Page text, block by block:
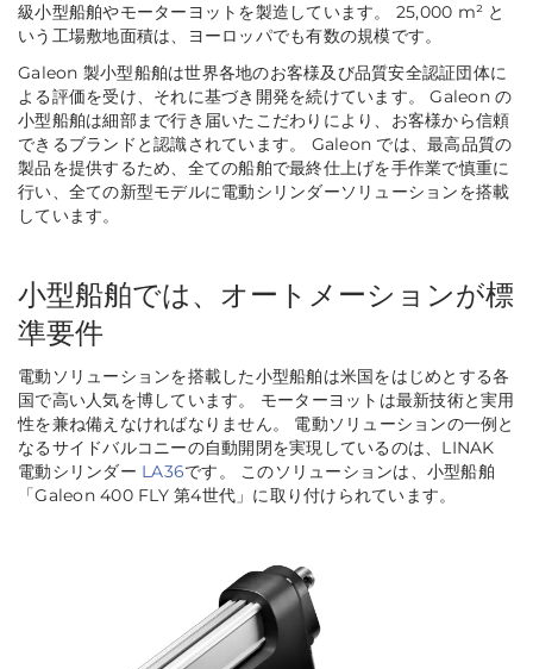
級小型船舶やモーターヨットを製造しています。 25,000 m² と
いう工場敷地面積は、ヨーロッパでも有数の規模です。
Galeon 製小型船舶は世界各地のお客様及び品質安全認証団体に
よる評価を受け、それに基づき開発を続けています。 Galeon の
小型船舶は細部まで行き届いたこだわりにより、お客様から信頼
できるブランドと認識されています。 Galeon では、最高品質の
製品を提供するため、全ての船舶で最終仕上げを手作業で慎重に
行い、全ての新型モデルに電動シリンダーソリューションを搭載
しています。
小型船舶では、オートメーションが標
準要件
電動ソリューションを搭載した小型船舶は米国をはじめとする各
国で高い人気を博しています。 モーターヨットは最新技術と実用
性を兼ね備えなければなりません。 電動ソリューションの一例と
なるサイドバルコニーの自動開閉を実現しているのは、LINAK
電動シリンダー LA36です。 このソリューションは、小型船舶
「Galeon 400 FLY 第4世代」に取り付けられています。